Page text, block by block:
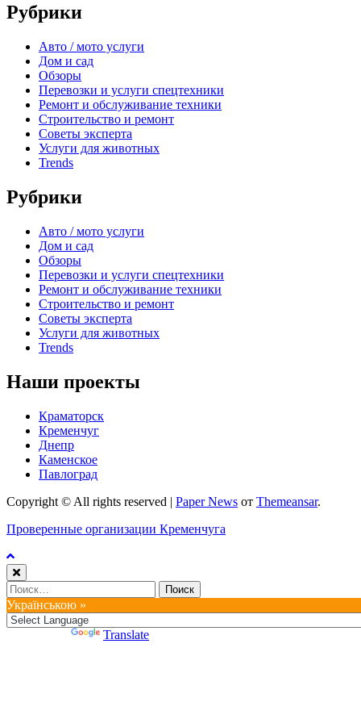
Рубрики
Авто / мото услуги
Дом и сад
Обзоры
Перевозки и услуги спецтехники
Ремонт и обслуживание техники
Строительство и ремонт
Советы эксперта
Услуги для животных
Trends
Рубрики
Авто / мото услуги
Дом и сад
Обзоры
Перевозки и услуги спецтехники
Ремонт и обслуживание техники
Строительство и ремонт
Советы эксперта
Услуги для животных
Trends
Наши проекты
Краматорск
Кременчуг
Днепр
Каменское
Павлоград
Copyright © All rights reserved | Paper News от Themeansar.
Проверенные организации Кременчуга
Найти:
Українською »
Translate